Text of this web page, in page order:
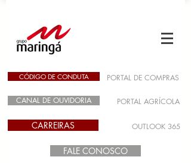
CÓDIGO DE CONDUTA
CANAL DE OUVIDORIA
CARREIRAS
PORTAL DE COMPRAS
PORTAL AGRÍCOLA
OUTLOOK 365
FALE CONOSCO